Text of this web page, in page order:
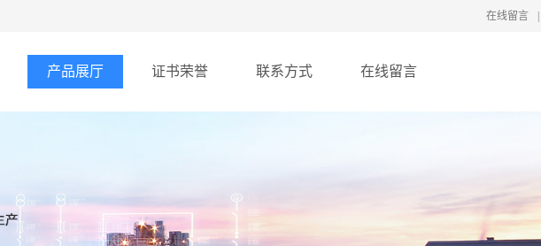
在线留言
产品展厅 证书荣誉 联系方式 在线留言